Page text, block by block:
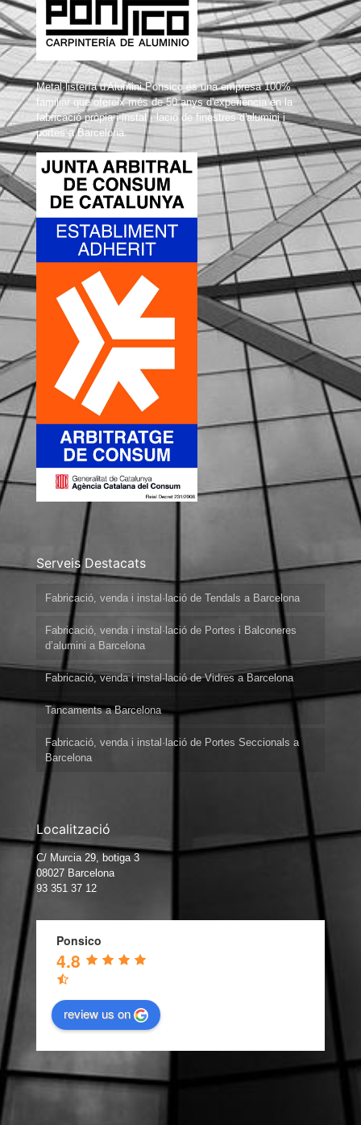
Metal·listería d'Alumini Ponsico és una empresa 100%
familiar que ofereix més de 50 anys d'experiència en la
fabricació pròpia i instal · lació de finestres d'alumini i
portes a Barcelona.
Serveis Destacats
Fabricació, venda i instal·lació de Tendals a Barcelona
Fabricació, venda i instal·lació de Portes i Balconeres
d’alumini a Barcelona
Fabricació, venda i instal·lació de Vidres a Barcelona
Tancaments a Barcelona
Fabricació, venda i instal·lació de Portes Seccionals a
Barcelona
Localització
C/ Murcia 29, botiga 3
08027 Barcelona
93 351 37 12
Ponsico
4.8
review us on